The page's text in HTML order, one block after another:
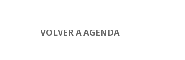
VOLVER A AGENDA